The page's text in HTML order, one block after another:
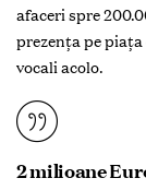
afaceri spre
prezența pe
vocali acolo.
2 milioane